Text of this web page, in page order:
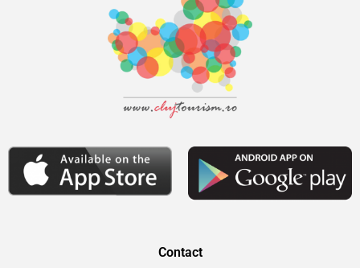
Contact